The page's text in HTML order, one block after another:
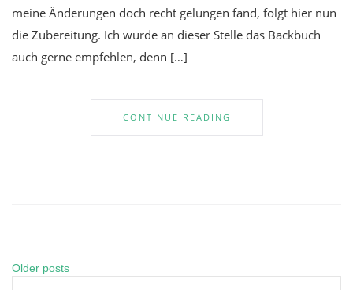
meine Änderungen doch recht gelungen fand, folgt hier nun
die Zubereitung. Ich würde an dieser Stelle das Backbuch
auch gerne empfehlen, denn […]
CONTINUE READING
Posts
Older posts